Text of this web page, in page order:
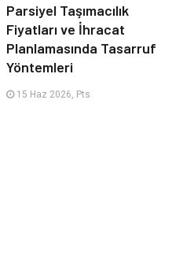
Parsiyel Taşımacılık
Fiyatları ve İhracat
Planlamasında Tasarruf
Yöntemleri
15 Haz 2026, Pts